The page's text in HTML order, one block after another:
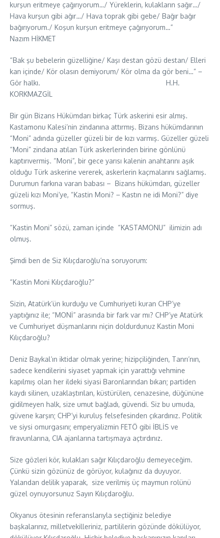
kurşun eritmeye çağırıyorum…/ Yüreklerin, kulakların sağır…/
Hava kurşun gibi ağır…/ Hava toprak gibi gebe/ Bağır bağır
bağırıyorum./ Koşun kurşun eritmeye çağırıyorum…”
Nazım HİKMET
“Bak şu bebelerin güzelliğine/ Kaşı destan gözü destan/ Elleri
kan içinde/ Kör olasın demiyorum/ Kör olma da gör beni…” –
Gör halkı. H.H.
KORKMAZGİL
Bir gün Bizans Hükümdarı birkaç Türk askerini esir almış.
Kastamonu Kalesi’nin zindanına attırmış. Bizans hükümdarının
“Moni” adında güzeller güzeli bir de kızı varmış. Güzeller güzeli
“Moni” zindana atılan Türk askerlerinden birine gönlünü
kaptırıvermiş. “Moni”, bir gece yarısı kalenin anahtarını aşık
olduğu Türk askerine vererek, askerlerin kaçmalarını sağlamış.
Durumun farkına varan babası – Bizans hükümdarı, güzeller
güzeli kızı Moni’ye, “Kastin Moni? – Kastın ne idi Moni?” diye
sormuş.
“Kastin Moni” sözü, zaman içinde “KASTAMONU” ilimizin adı
olmuş.
Şimdi ben de Siz Kılıçdaroğlu’na soruyorum:
“Kastin Moni Kılıçdaroğlu?”
Sizin, Atatürk’ün kurduğu ve Cumhuriyeti kuran CHP’ye
yaptığınız ile; “MONİ” arasında bir fark var mı? CHP’ye Atatürk
ve Cumhuriyet düşmanlarını niçin doldurdunuz Kastin Moni
Kılıçdaroğlu?
Deniz Baykal’ın iktidar olmak yerine; hizipçiliğinden, Tanrı’nın,
sadece kendilerini siyaset yapmak için yarattığı vehmine
kapılmış olan her ildeki siyasi Baronlarından bıkan; partiden
kaydı silinen, uzaklaştırılan, küstürülen, cenazesine, düğününe
gidilmeyen halk, size umut bağladı, güvendi. Siz bu umuda,
güvene karşın; CHP’yi kuruluş felsefesinden çıkardınız. Politik
ve siysi omurgasını; emperyalizmin FETÖ gibi İBLİS ve
firavunlarına, CIA ajanlarına tartışmaya açtırdınız.
Size gözleri kör, kulakları sağır Kılıçdaroğlu demeyeceğim.
Çünkü sizin gözünüz de görüyor, kulağınız da duyuyor.
Yalandan delilik yaparak, size verilmiş üç maymun rolünü
güzel oynuyorsunuz Sayın Kılıçdaroğlu.
Okyanus ötesinin referanslarıyla seçtiğiniz belediye
başkalarınız, milletvekilleriniz, partililerin gözünde dökülüyor,